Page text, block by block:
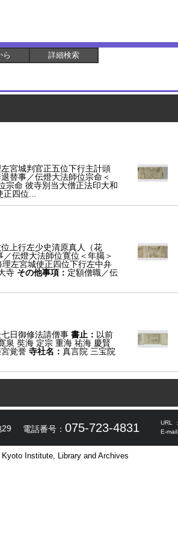
ら 詳細検索
宮城判官正五位下行主計頭
替事／伝燈大法師位宗命＜
宗命 彼寺別当大僧正法印大和
四位...
上行左少史清原真人（花
／伝燈大法師位寛位＜年臈＞
左宮城使正四位下行左中弁
寺 その他事項： 定額僧職／伝
日御修法請僧事 書止： 以前
泉 奘海 定宗 重海 祐海 慶賢
覚誉 寺社名： 真言院 三宝院
電話番号： 075-723-4831 URL ：
E-mail
Institute, Library and Archives